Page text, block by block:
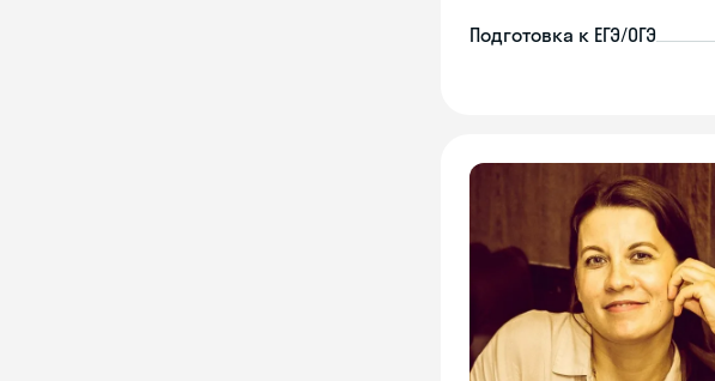
Подготовка к ЕГЭ/ОГЭ